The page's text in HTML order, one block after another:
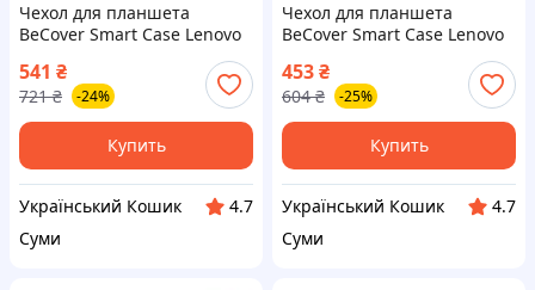
Чехол для планшета
BeCover Smart Case Lenovo
(705955)
541 ₴
721 ₴ -24%
Купить
Український Кошик
4.7
Суми
Чехол для планшета
BeCover Smart Case Lenovo
Tab M10 TB-328F (3rd Gen)
10.1" Spring (708298)
453₴
604 ₴ -25%
Купить
Український Кошик
4.7
Суми